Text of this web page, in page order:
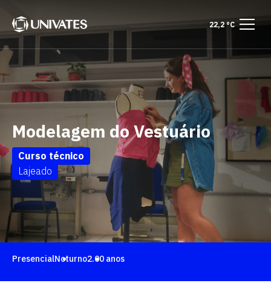
22,2 °C
Modelagem do Vestuário
Curso técnico
Lajeado
PresencialNoturno2.00 anos